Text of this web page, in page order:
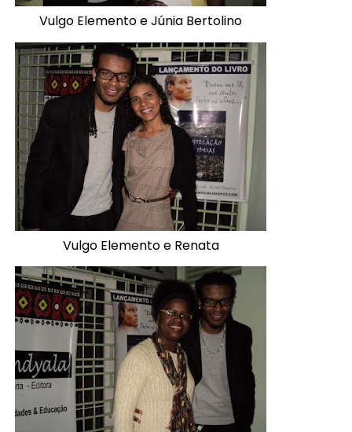
Vulgo Elemento e Júnia Bertolino
Vulgo Elemento e Renata